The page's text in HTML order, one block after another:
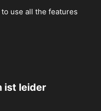
use all the features
ist leider